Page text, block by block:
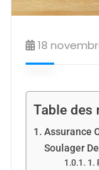
18
Table des
Assurance
Soulager
1.